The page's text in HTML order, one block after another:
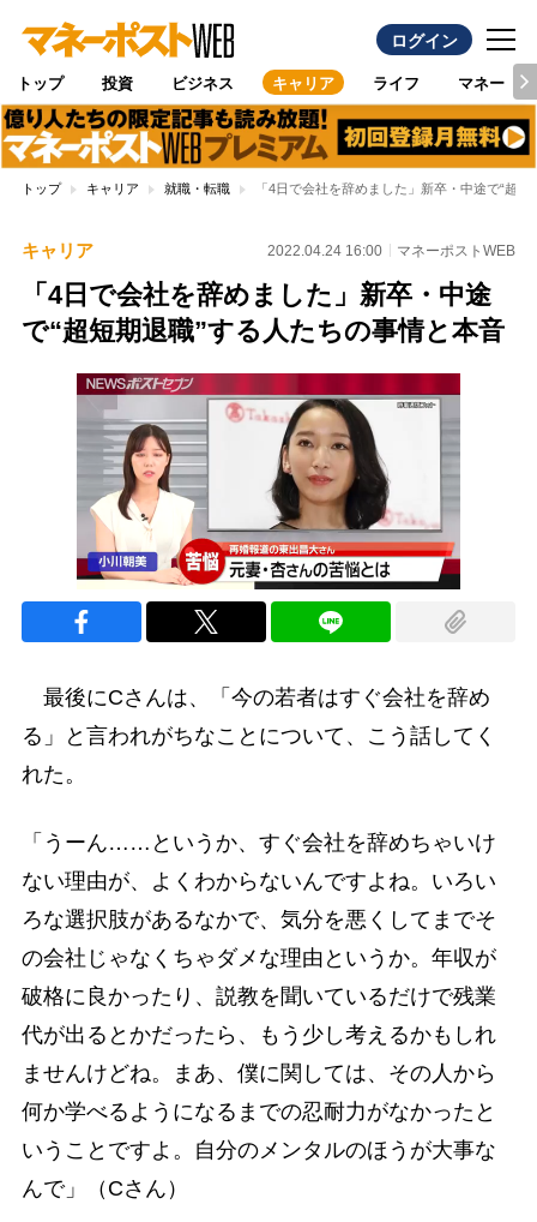
ログイン
トップ 投資 ビジネス キャリア ライフ マネー
トップ キャリア 就職・転職 「4日で会社を辞めました」新卒・中途で“超
キャリア 2022.04.24 16:00 マネーポストWEB
「4日で会社を辞めました」新卒・中途
で“超短期退職”する人たちの事情と本音
最後にCさんは、「今の若者はすぐ会社を辞め
る」と言われがちなことについて、こう話してく
れた。
「うーん……というか、すぐ会社を辞めちゃいけ
ない理由が、よくわからないんですよね。いろい
ろな選択肢があるなかで、気分を悪くしてまでそ
の会社じゃなくちゃダメな理由というか。年収が
破格に良かったり、説教を聞いているだけで残業
代が出るとかだったら、もう少し考えるかもしれ
ませんけどね。まあ、僕に関しては、その人から
何か学べるようになるまでの忍耐力がなかったと
いうことですよ。自分のメンタルのほうが大事な
んで」（Cさん）